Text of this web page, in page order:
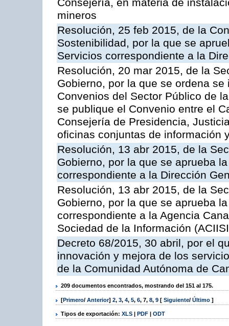
Consejería, en materia de
mineros
Resolución, 25 feb 2015, de la
Sostenibilidad, por la que se
Servicios correspondiente a la
Resolución, 20 mar 2015, de la
Gobierno, por la que se ordena
Convenios del Sector Público de
se publique el Convenio entre el
Consejería de Presidencia,
oficinas conjuntas de información
Resolución, 13 abr 2015, de la
Gobierno, por la que se aprueba
correspondiente a la Dirección
Resolución, 13 abr 2015, de la
Gobierno, por la que se aprueba
correspondiente a la Agencia
Sociedad de la Información
Decreto 68/2015, 30 abril, por el
innovación y mejora de los
de la Comunidad Autónoma de
209 documentos encontrados, mostrando del 151 al 175.
[Primero/ Anterior] 2, 3, 4, 5, 6, 7, 8, 9 [ Siguiente/ Último ]
Tipos de exportación: XLS | PDF | ODT